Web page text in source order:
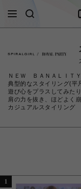
ＮＥＷ ＢＡＮＡＬＩＴ
典型的なスタイリング(平
遊び心をプラスしてみたり
肩の力を抜き、ほどよく
カジュアルスタイリング
1